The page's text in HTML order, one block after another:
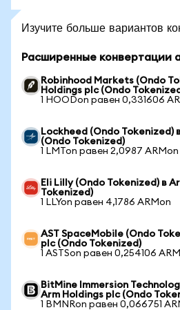
Изучите больше вариантов
Расширенные конвертации
Robinhood Markets (Ondo
Holdings plc (Ondo
1 HOODon равен 0,331606
Lockheed (Ondo Tokenized)
(Ondo Tokenized)
1 LMTon равен 2,0987 ARMon
Eli Lilly (Ondo Tokenized) в
Tokenized)
1 LLYon равен 4,1786 ARMon
AST SpaceMobile (Ondo
plc (Ondo Tokenized)
1 ASTSon равен 0,254106
BitMine Immersion
Arm Holdings plc (Ondo
1 BMNRon равен 0,066751